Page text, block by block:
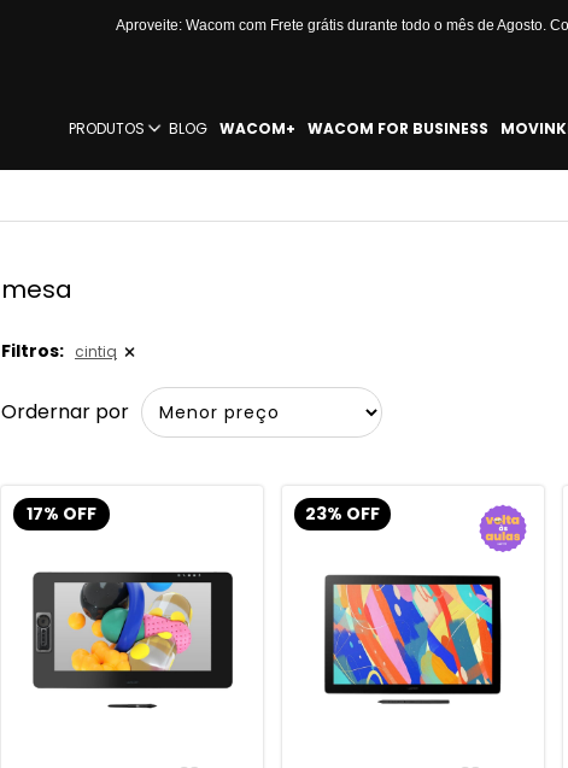
Aproveite: Wacom com Frete grátis durante todo o mês de Agosto.
PRODUTOS BLOG WACOM+ WACOM FOR BUSINESS
mesa
Filtros: cintiq
Ordernar por
17% OFF 23% OFF